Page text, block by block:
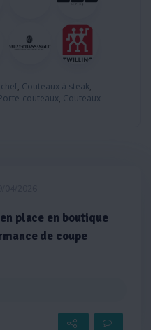
, Couteaux à steak,
couteaux, Couteaux
place en boutique
de coupe